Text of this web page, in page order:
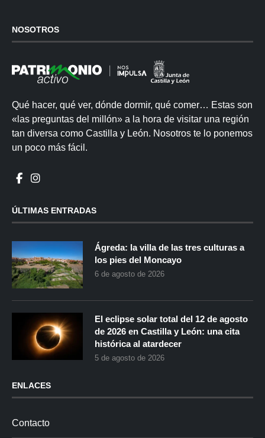
NOSOTROS
Qué hacer, qué ver, dónde dormir, qué comer… Estas son
«las preguntas del millón» a la hora de visitar una región
tan diversa como Castilla y León. Nosotros te lo ponemos
un poco más fácil.
ÚLTIMAS ENTRADAS
Ágreda: la villa de las tres culturas a
los pies del Moncayo
6 de agosto de 2026
El eclipse solar total del 12 de agosto
de 2026 en Castilla y León: una cita
histórica al atardecer
5 de agosto de 2026
ENLACES
Contacto